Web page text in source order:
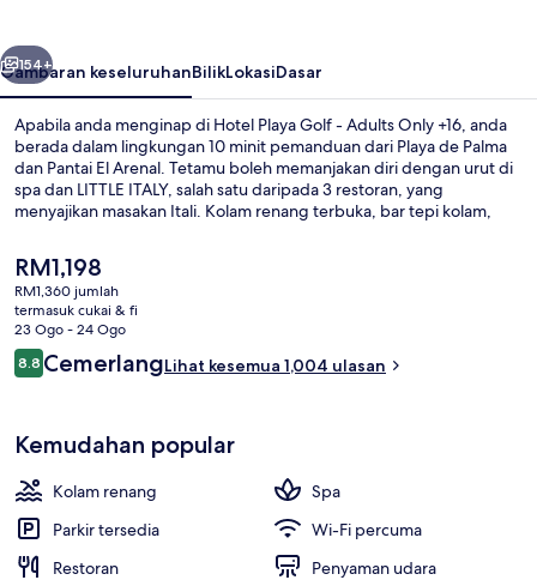
Only
+16
Seterusnya
154+
Gambaran keseluruhanBilikLokasiDasar
Apabila anda menginap di Hotel Playa Golf - Adults Only +16, anda
berada dalam lingkungan 10 minit pemanduan dari Playa de Palma
dan Pantai El Arenal. Tetamu boleh memanjakan diri dengan urut di
spa dan LITTLE ITALY, salah satu daripada 3 restoran, yang
menyajikan masakan Itali. Kolam renang terbuka, bar tepi kolam,
Pengembara lain memuji tentang kakitangan.
Harga
semasa
ialah
RM1,198
RM1,198
RM1,360 jumlah
termasuk cukai & fi
23 Ogo - 24 Ogo
Ulasan
8.88.8 daripada 10
CemerlangLihat kesemua 1,004 ulasan
Kemudahan popular
Kolam renang
Spa
Parkir tersedia
Wi-Fi percuma
Restoran
Penyaman udara